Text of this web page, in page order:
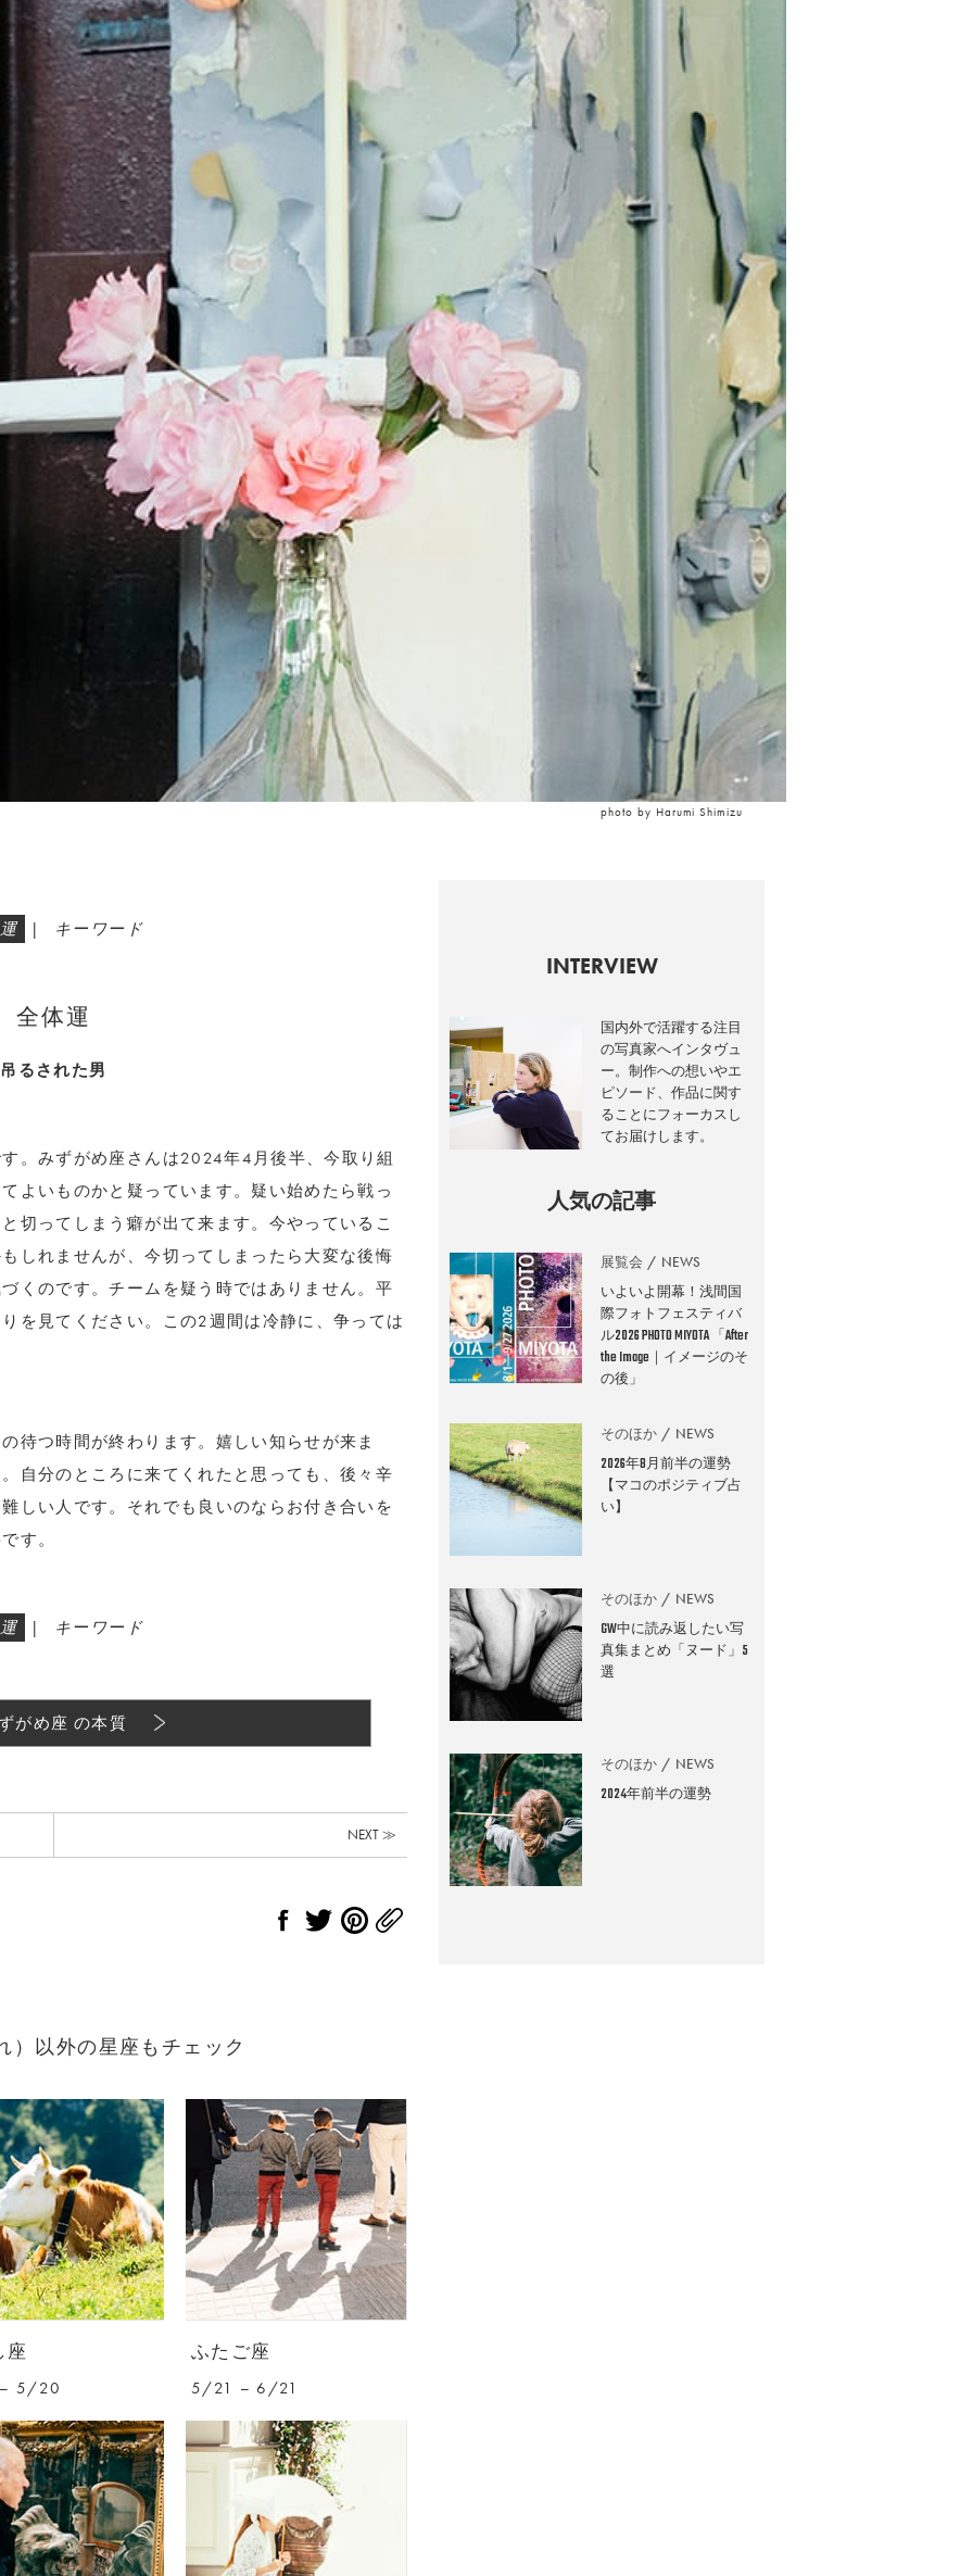
photo by Harumi Shimizu
| キーワード
全体運
吊るされた男
。みずがめ座さんは2024年4月後半、今取り組
よいものかと疑っています。疑い始めたら戦っ
切ってしまう癖が出て来ます。今やっているこ
しれませんが、今切ってしまったら大変な後悔
くのです。チームを疑う時ではありません。平
を見てください。この2週間は冷静に、争っては
待つ時間が終わります。嬉しい知らせが来ま
自分のところに来てくれたと思っても、後々辛
しい人です。それでも良いのならお付き合いを
す。
| キーワード
がめ座 の本質
NEXT ≫
以外の星座もチェック
座
5/20
ふたご座
5/21 – 6/21
INTERVIEW
国内外で活躍する注目
の写真家へインタヴュ
ー。制作への想いやエ
ピソード、作品に関す
ることにフォーカスし
てお届けします。
人気の記事
展覧会 NEWS
いよいよ開幕！浅間国
際フォトフェスティバ
ル2026 PHOTO MIYOTA 「After
the Image｜イメージのそ
の後」
そのほか NEWS
2026年8月前半の運勢
【マコのポジティブ占
い】
そのほか NEWS
GW中に読み返したい写
真集まとめ「ヌード」5
選
そのほか NEWS
2024年前半の運勢